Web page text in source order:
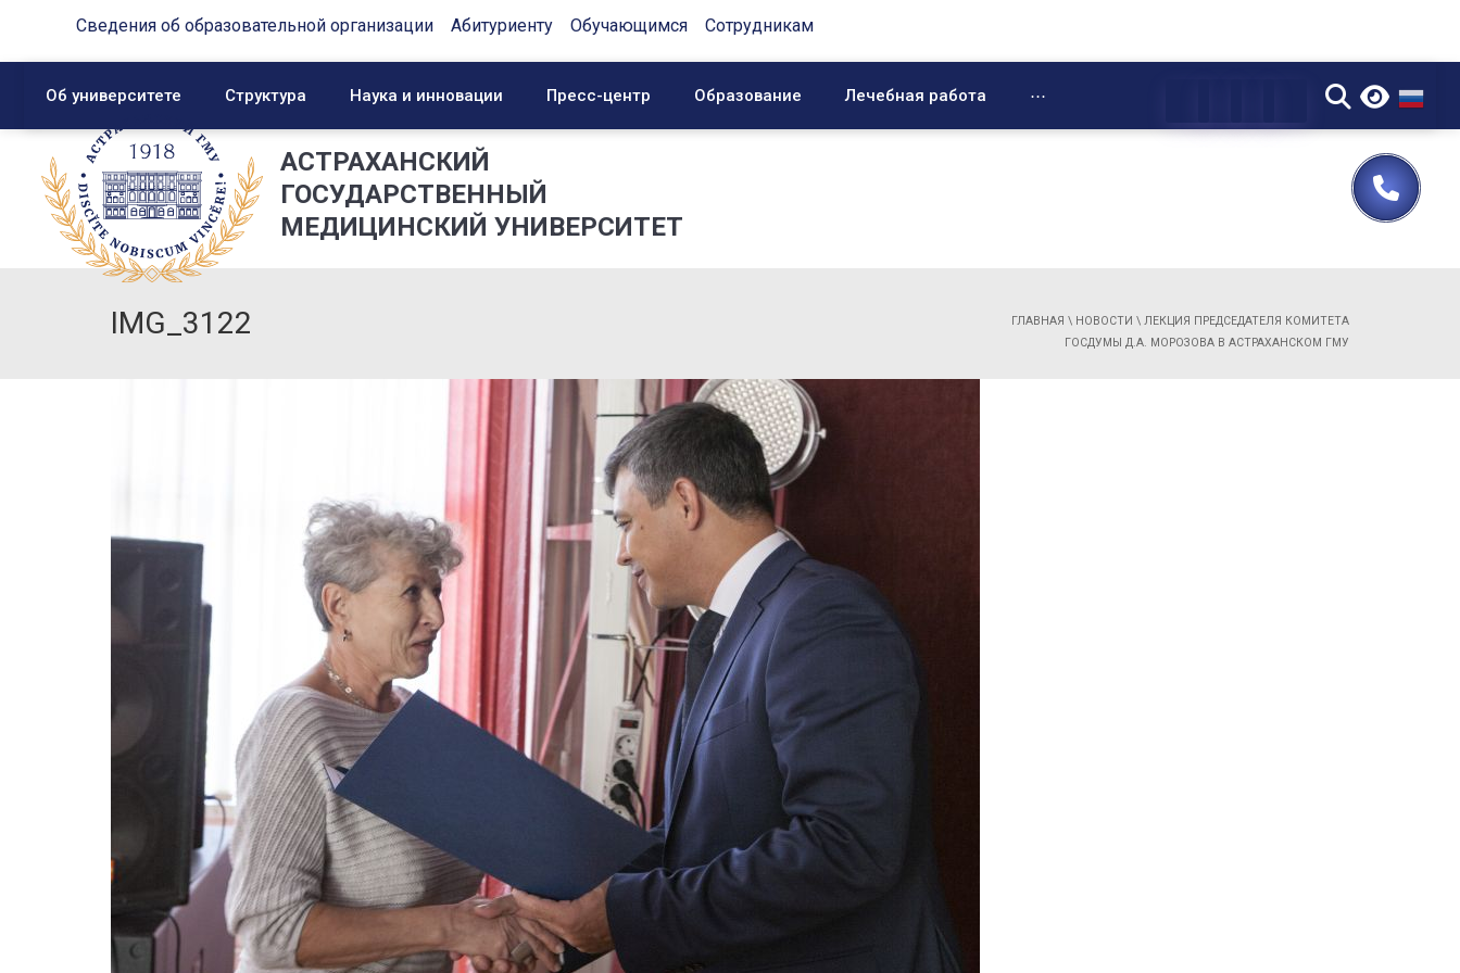
Сведения об образовательной организации Абитуриенту Обучающимся Сотрудникам
Об университете Структура Наука и инновации Пресс-центр Образование Лечебная работа ⋯ ▼
АСТРАХАНСКИЙ
ГОСУДАРСТВЕННЫЙ
МЕДИЦИНСКИЙ УНИВЕРСИТЕТ
IMG_3122 ГЛАВНАЯ \ НОВОСТИ \ ЛЕКЦИЯ ПРЕДСЕДАТЕЛЯ КОМИТЕТА
ГОСДУМЫ Д.А. МОРОЗОВА В АСТРАХАНСКОМ ГМУ